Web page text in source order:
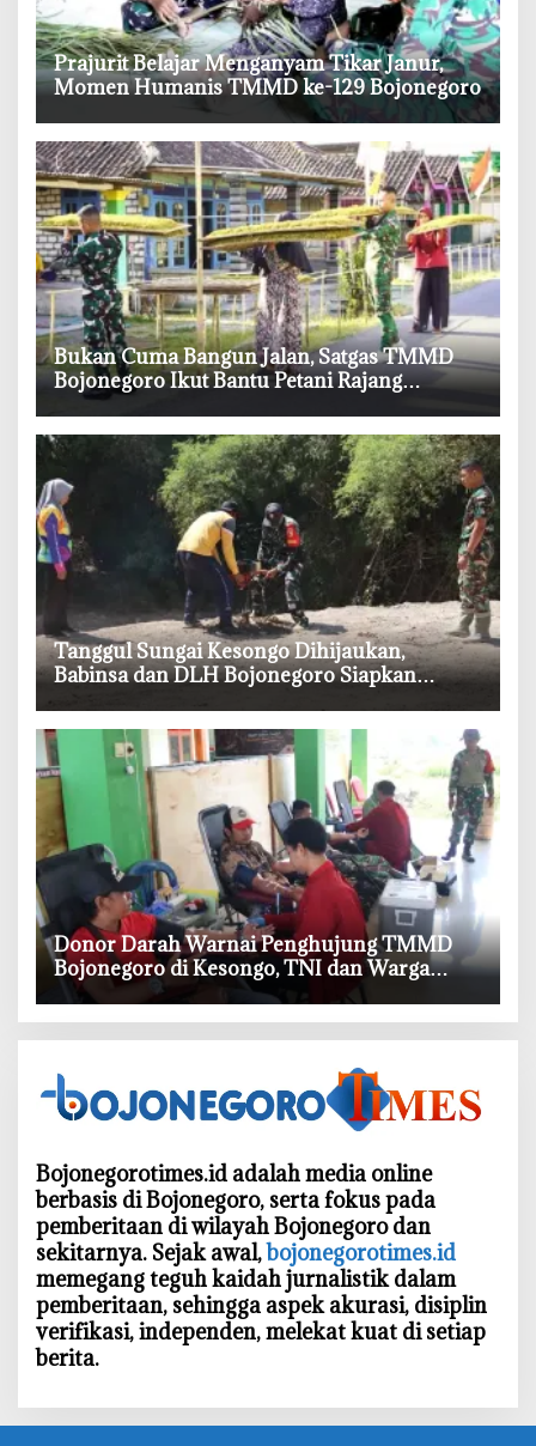
‎Prajurit Belajar Menganyam Tikar Janur,
Momen Humanis TMMD ke-129 Bojonegoro
‎Bukan Cuma Bangun Jalan, Satgas TMMD
Bojonegoro Ikut Bantu Petani Rajang
Tembakau
‎Tanggul Sungai Kesongo Dihijaukan,
Babinsa dan DLH Bojonegoro Siapkan
‎Donor Darah Warnai Penghujung TMMD
Bojonegoro di Kesongo, TNI dan Warga
Bergerak untuk Kemanusiaan
Bojonegorotimes.id adalah media online
berbasis di Bojonegoro, serta fokus pada
pemberitaan di wilayah Bojonegoro dan
sekitarnya. Sejak awal,bojonegorotimes.id
memegang teguh kaidah jurnalistik dalam
pemberitaan, sehingga aspek akurasi, disiplin
verifikasi, independen, melekat kuat di setiap
berita.